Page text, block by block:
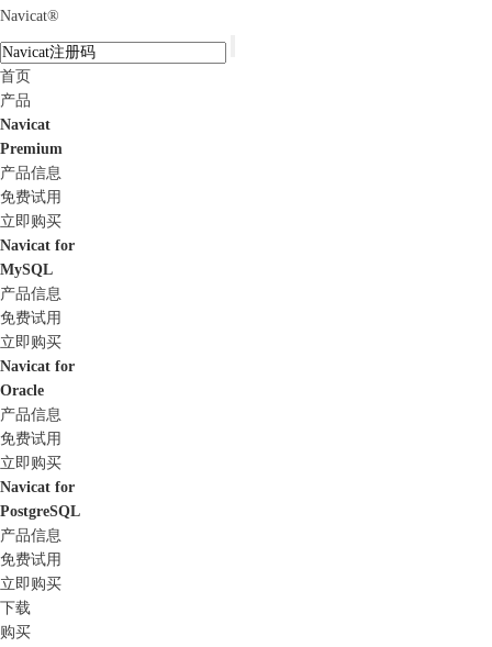
Navicat®
首页
产品
Navicat
Premium
产品信息
免费试用
立即购买
Navicat for
MySQL
产品信息
免费试用
立即购买
Navicat for
Oracle
产品信息
免费试用
立即购买
Navicat for
PostgreSQL
产品信息
免费试用
立即购买
下载
购买